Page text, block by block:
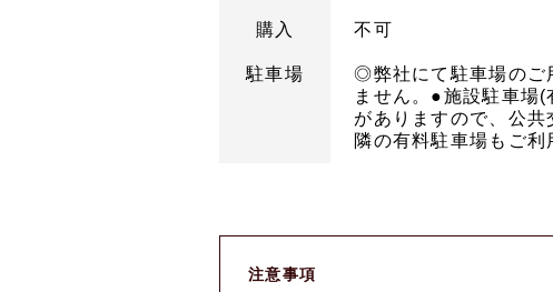
購入 不可
駐車場
◎弊社にて駐車場のご
ません。●施設駐車場(
がありますので、公共
隣の有料駐車場もご利
注意事項